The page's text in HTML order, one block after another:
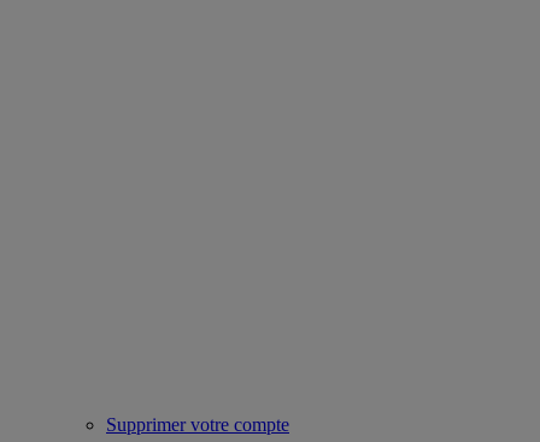
Supprimer votre compte